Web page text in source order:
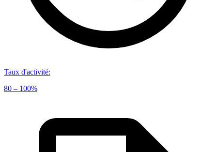
Taux d'activité:
80 – 100%